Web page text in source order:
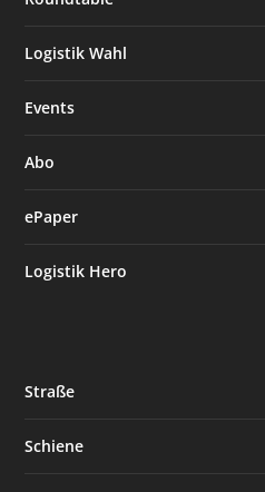
Logistik Wahl
Events
Abo
ePaper
Logistik Hero
Straße
Schiene